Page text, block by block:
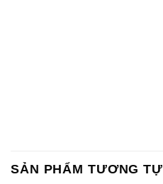
SẢN PHẨM TƯƠNG TỰ